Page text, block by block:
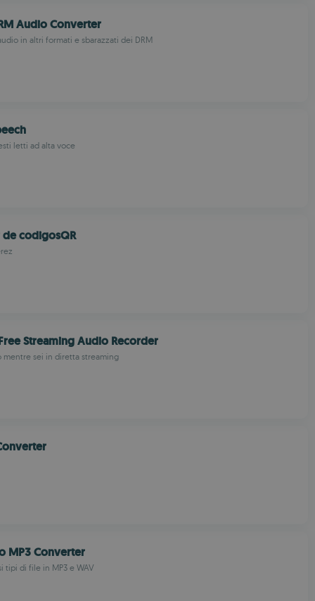
Audio Converter
in altri formati e sbarazzati dei DRM
letti ad alta voce
codigosQR
Streaming Audio Recorder
mentre sei in diretta streaming
MP3 Converter
tipi di file in MP3 e WAV